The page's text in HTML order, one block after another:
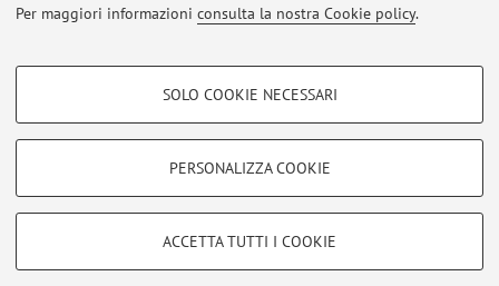
Per maggiori informazioni consulta la nostra Cookie policy.
COOKIE DI PROFILAZIONE - FACOLTATIVI
COOKIE TECNICI - NECESSARI
Si tratta di cookie tecnici utilizzati, a titolo esemplificativo, per il corretto
SOLO COOKIE NECESSARI
PERSONALIZZA COOKIE
ACCETTA TUTTI I COOKIE
Area riservata
Accedi tramiteloginper gestire tutti i contenuti del sito.
Zamboni, 33 - 40126 Bologna - Partita IVA: 01131710376